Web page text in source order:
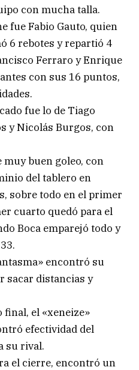
con mucha talla.
fue Fabio Gauto, quien
6 rebotes y repartió 4
Ferraro y Enrique
con sus 16 puntos,
fue lo de Tiago
y Nicolás Burgos, con
buen goleo, con
del tablero en
sobre todo en el primer
cuarto quedó para el
Boca emparejó todo y
encontró su
sacar distancias y
final, el «xeneize»
efectividad del
su rival.
el cierre, encontró un